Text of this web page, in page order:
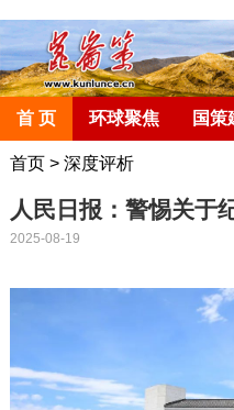
首 页 环球聚焦 国策
首页> 深度评析
人民日报：警惕关于
2025-08-19